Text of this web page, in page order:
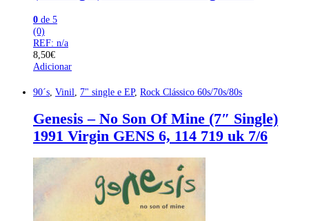
0 de 5
(0)
REF: n/a
8,50€
Adicionar
90´s Vinil 7" single e EP, Rock Clássico 60s/70s/80s
Genesis – No Son Of Mine (7″ Single)
1991 Virgin GENS 6, 114 719 uk 7/6